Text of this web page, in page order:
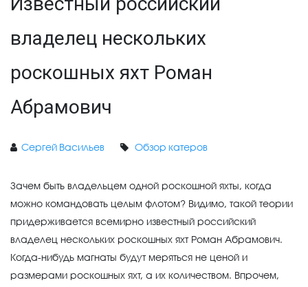
владелец нескольких
роскошных яхт Роман
Абрамович
Сергей Васильев Обзор катеров
Зачем быть владельцем одной роскошной яхты, когда
можно командовать целым флотом? Видимо, такой теории
придерживается всемирно известный российский
владелец нескольких роскошных яхт Роман Абрамович.
Когда-нибудь магнаты будут меряться не ценой и
размерами роскошных яхт, а их количеством. Впрочем,